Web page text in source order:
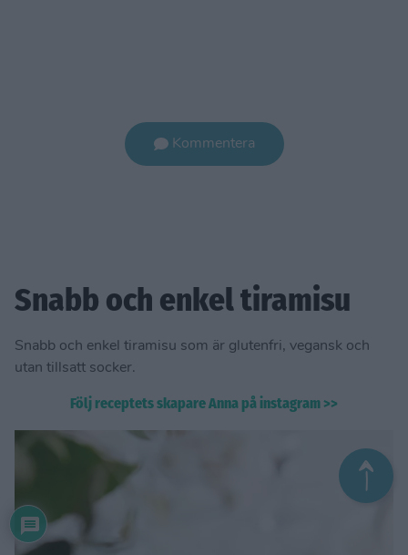
Kommentera
Snabb och enkel tiramisu
Snabb och enkel tiramisu som är glutenfri, vegansk och
utan tillsatt socker.
Följ receptets skapare Anna på instagram >>